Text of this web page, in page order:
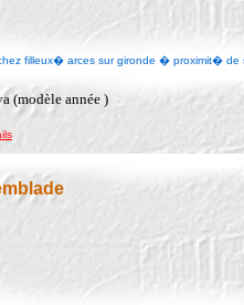
filleux� arces sur gironde � proximit� de
(modèle année )